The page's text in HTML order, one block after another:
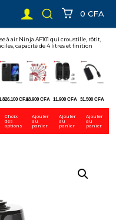
0 CFA
à air Ninja AF101 qui croustille, rôtit,
capacité de 4 litres et finition
CFA
Choix
des
options
18.900CFA
Ajouter
au
panier
11.900CFA
Ajouter
au
panier
31.500 CFA
Ajouter
au
panier